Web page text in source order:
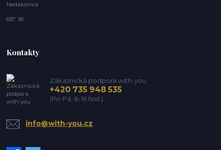
Nedakonice
687 38
Kontakty
Zákaznická podpora with-you
+420 735 948 535
(Po-Pá, 8-16 hod.)
info@with-you.cz